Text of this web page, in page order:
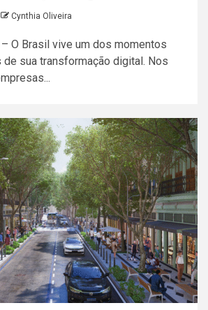
Cynthia Oliveira
O Brasil vive um dos momentos
sua transformação digital. Nos